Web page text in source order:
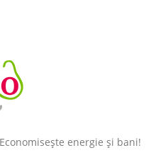
energie și bani!